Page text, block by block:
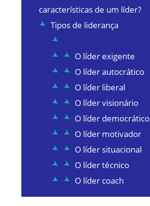
características de um líder?
Tipos de liderança
O líder exigente
O líder autocrático
O líder liberal
O líder visionário
O líder democrático
O líder motivador
O líder situacional
O líder técnico
O líder coach